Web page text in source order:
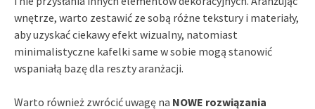
wnętrze, warto zestawić ze sobą różne tekstury i materiały,
aby uzyskać ciekawy efekt wizualny, natomiast
minimalistyczne kafelki same w sobie mogą stanowić
wspaniałą bazę dla reszty aranżacji.
Warto również zwrócić uwagę na NOWE rozwiązania